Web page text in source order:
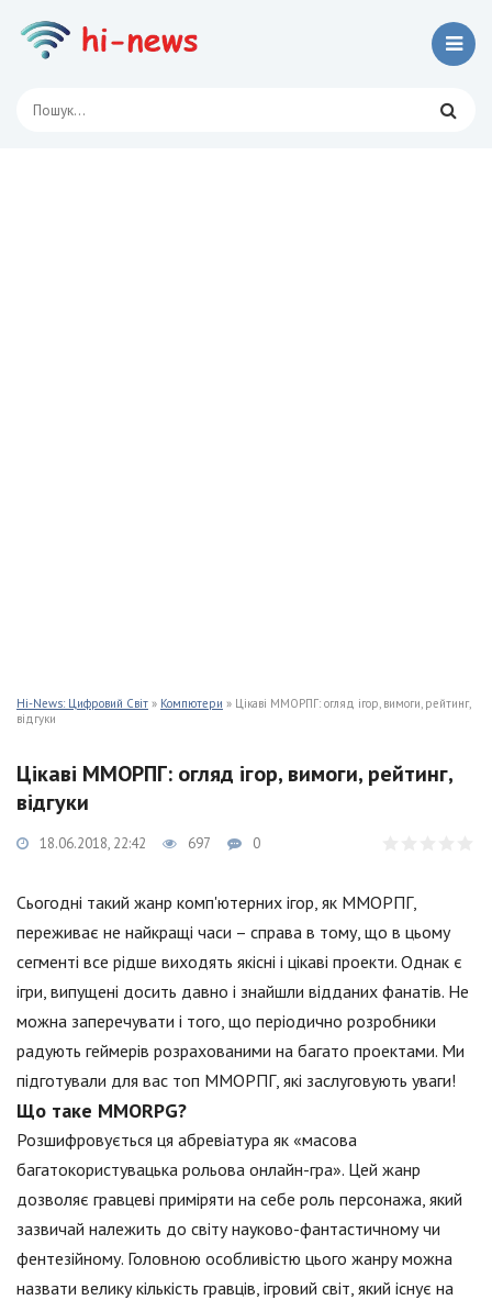
Hi-News: Цифровий Світ » Компютери » Цікаві ММОРПГ: огляд ігор, вимоги, рейтинг,
відгуки
Цікаві ММОРПГ: огляд ігор, вимоги, рейтинг,
відгуки
18.06.2018, 22:42 697 0
Сьогодні такий жанр комп'ютерних ігор, як ММОРПГ,
переживає не найкращі часи – справа в тому, що в цьому
сегменті все рідше виходять якісні і цікаві проекти. Однак є
ігри, випущені досить давно і знайшли відданих фанатів. Не
можна заперечувати і того, що періодично розробники
радують геймерів розрахованими на багато проектами. Ми
підготували для вас топ ММОРПГ, які заслуговують уваги!
Що таке MMORPG?
Розшифровується ця абревіатура як «масова
багатокористувацька рольова онлайн-гра». Цей жанр
дозволяє гравцеві приміряти на себе роль персонажа, який
зазвичай належить до світу науково-фантастичному чи
фентезійному. Головною особливістю цього жанру можна
назвати велику кількість гравців, ігровий світ, який існує на